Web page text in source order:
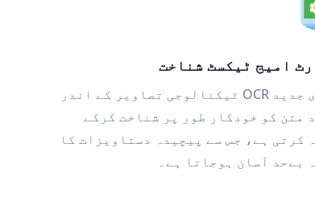
امیج ٹیکسٹ شناخت
ہماری جدید OCR ٹیکنالوجی تصاویر کے اندر
متن کو خودکار طور پر شناخت کرکے
کرتی ہے، جس سے پیچیدہ دستاویزات کا
بےحد آسان ہوجاتا ہے۔